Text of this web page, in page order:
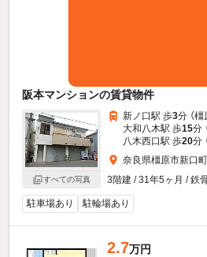
阪本マンションの賃貸物件
すべての写真
新ノ口駅 歩3分 （橿
大和八木駅 歩15分
八木西口駅 歩20分
奈良県橿原市新口町
3階建 / 31年5ヶ月 / 鉄
駐車場あり 駐輪場あり
2.7万円